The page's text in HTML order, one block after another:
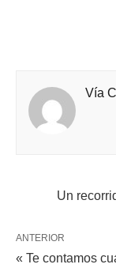
Vía
Un
ANTERIOR
« Te contamos